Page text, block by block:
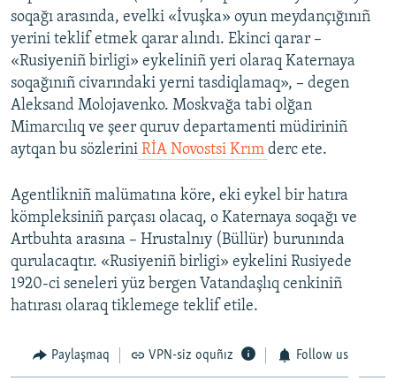
RFE/RS bütün saytları
soqağı arasında, evelki «İvuşka» oyun meydançığınıñ
yerini teklif etmek qarar alındı. Ekinci qarar –
«Rusiyeniñ birligi» eykeliniñ yeri olaraq Katernaya
soqağınıñ civarındaki yerni tasdiqlamaq», – degen
Aleksand Molojavenko. Moskvağa tabi olğan
Mimarcılıq ve şeer quruv departamenti müdiriniñ
aytqan bu sözlerini RİA Novostsi Krım derc ete.
Agentlikniñ malümatına köre, eki eykel bir hatıra
kömpleksiniñ parçası olacaq, o Katernaya soqağı ve
Artbuhta arasına – Hrustalnıy (Büllür) burunında
qurulacaqtır. «Rusiyeniñ birligi» eykelini Rusiyede
1920-ci seneleri yüz bergen Vatandaşlıq cenkiniñ
hatırası olaraq tiklemege teklif etile.
Paylaşmaq VPN-siz oquñız Follow us